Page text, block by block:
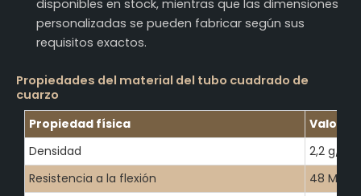
disponibles en stock, mientras que las dimensiones
personalizadas se pueden fabricar según sus
requisitos exactos.
Propiedades del material del tubo cuadrado de
cuarzo
Propiedad física
Valor
Densidad
2,2 g/
Resistencia a la flexión
48 MPa